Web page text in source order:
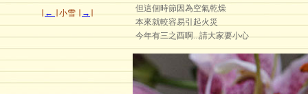
∣←∣小雪∣→∣
但這個時節因為空氣乾燥
本來就較容易引起火災
今年有三之酉啊...請大家要小心